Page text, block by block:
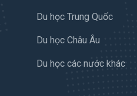
Du học Trung Quốc
Du học Châu Âu
Du học các nước khác